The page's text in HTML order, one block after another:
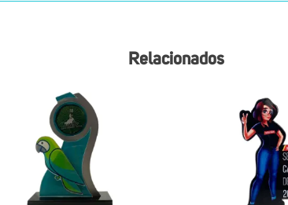
Relacionados